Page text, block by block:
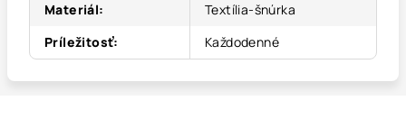
Materiál:
Textília-šnúrka
Príležitosť: Každodenné